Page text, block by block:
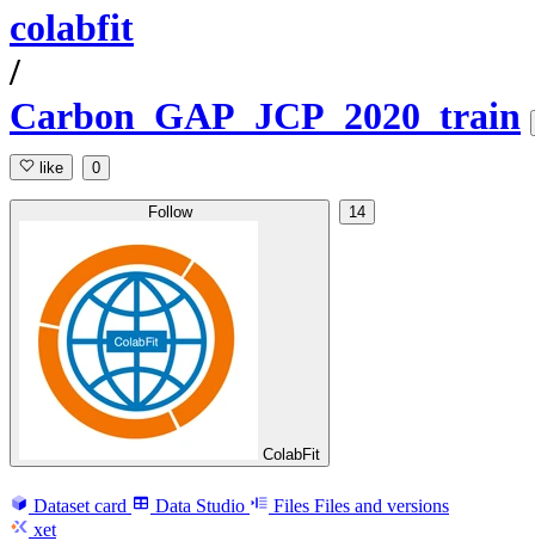
colabfit
/
Carbon_GAP_JCP_2020_train
like 0
Follow
ColabFit
14
Dataset card Data Studio Files Files and versions
xet